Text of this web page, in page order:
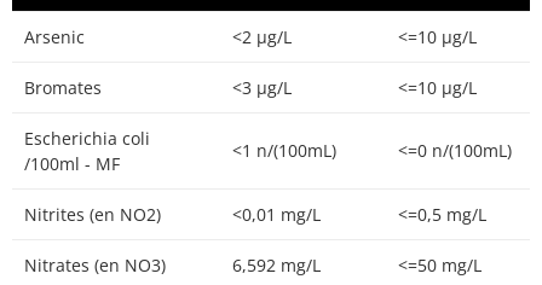
Arsenic <2 µg/L <=10 µg/L
Bromates <3 µg/L <=10 µg/L
Escherichia coli
/100ml - MF
<1 n/(100mL) <=0 n/(100mL)
Nitrites (en NO2) <0,01 mg/L <=0,5 mg/L
Nitrates (en NO3) 6,592 mg/L <=50 mg/L